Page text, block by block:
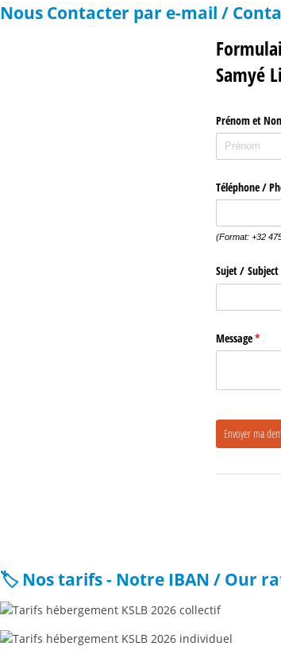
Nous Contacter par e-mail /
Samyé
Prénom et
Téléphone /​
(Format: +32
Sujet /​ Subject
Message*
(requis)
Envoyer ma
🏷️ Nos tarifs - Notre IBAN / Our